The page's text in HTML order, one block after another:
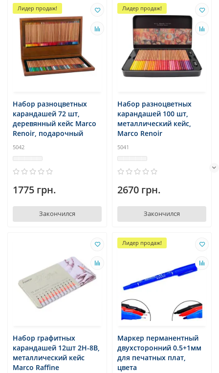
Лидер продаж!
Набор разноцветных
карандашей 72 шт,
деревянный кейс Marco
Renoir, подарочный
5042
1775 грн.
Закончился
Лидер продаж!
Набор разноцветных
карандашей 100 шт,
металлический кейс,
Marco Renoir
5041
2670 грн.
Закончился
Набор графитных
карандашей 12шт 2H-8B,
металлический кейс
Marco Raffine
Лидер продаж!
Маркер перманентный
двухсторонний 0.5+1мм
для печатных плат,
цвета